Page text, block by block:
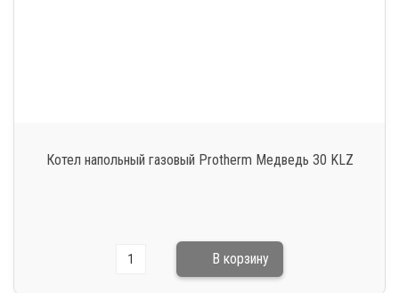
Котел напольный газовый Protherm Медведь 30 KLZ